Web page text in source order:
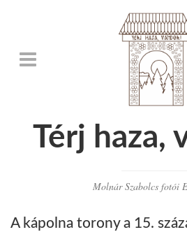
Térj haza,
Molnár Szabolcs fotói
A kápolna torony a 15.